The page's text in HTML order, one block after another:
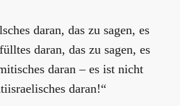
daran, das zu sagen, es
daran, das zu sagen, es
daran – es ist nicht
daran!“